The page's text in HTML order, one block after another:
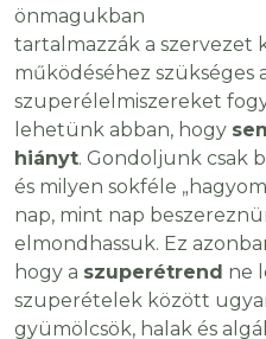
önmagukban
tartalmazzák a szervezet
működéséhez szükséges
szuperélelmiszereket
lehetünk abban, hogy
hiányt. Gondoljunk csak
és milyen sokféle
nap, mint nap
elmondhassuk. Ez
hogy a szuperétrend ne
szuperételek között
gyümölcsök, halak és